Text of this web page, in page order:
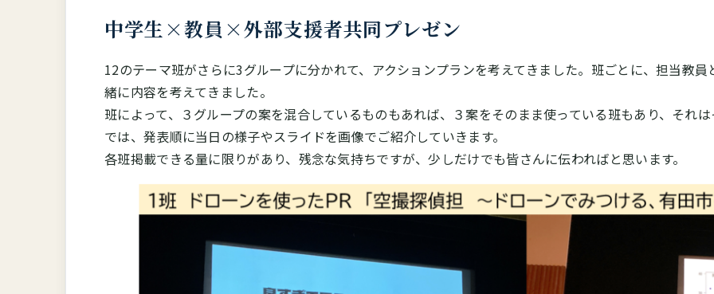
中学生×教員×外部支援者共同プレゼン
12のテーマ班がさらに3グループに分かれて、アクションプランを考えてきました。班ごとに、担当教
緒に内容を考えてきました。
班によって、３グループの案を混合しているものもあれば、３案をそのまま使っている班もあり、それ
では、発表順に当日の様子やスライドを画像でご紹介していきます。
各班掲載できる量に限りがあり、残念な気持ちですが、少しだけでも皆さんに伝わればと思います。